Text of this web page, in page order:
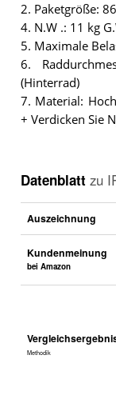
2. Paketgröße:
4. N.W .: 11 kg
5. Maximale
6.
(Hinterrad)
7. Material:
+ Verdicken Sie
Datenblatt zu
Auszeichnung
Kundenmeinung
bei Amazon
Methodik